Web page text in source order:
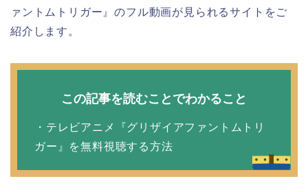
ァントムトリガー』のフル動画が見られるサイトをご
紹介します。
この記事を読むことでわかること
・テレビアニメ『グリザイアファントムトリ
ガー』を無料視聴する方法